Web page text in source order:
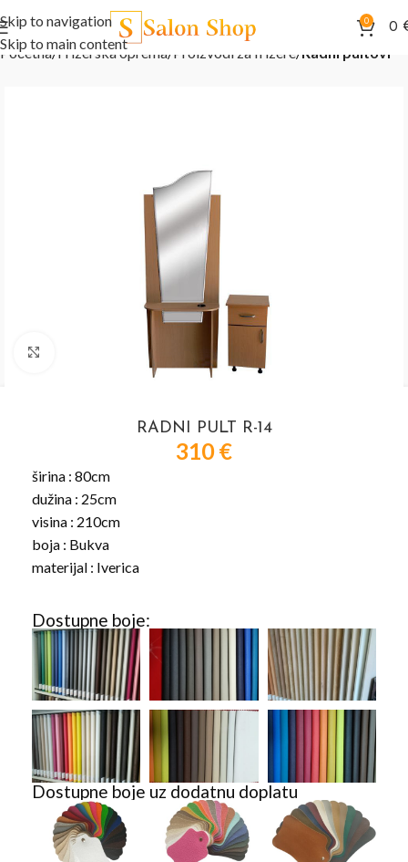
Skip to navigation
Skip to main content
0 0
Početna Frizerska oprema Proizvodi za frizere Radni pultovi
Kliknite za uvećanje
RADNI PULT R-14
310€
širina : 80cm
dužina : 25cm
visina : 210cm
boja : Bukva
materijal : Iverica
Dostupne boje:
Dostupne boje uz dodatnu doplatu